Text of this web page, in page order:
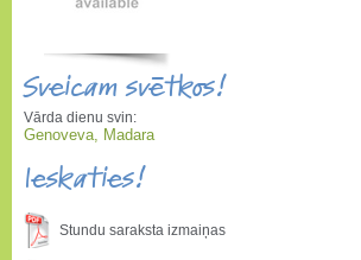
Sveicam svētkos!
Vārda dienu svin:
Genoveva, Madara
Ieskaties!
Stundu saraksta izmaiņas